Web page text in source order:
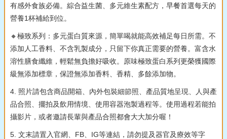
有感外食族必備。綜合益生菌、多元維生素配方，早餐首選每天的
營養1杯補給到位。
🔸極致系列：多元蛋白質來源，簡單喝就能高效補足每日所需。不
添加人工香料、不含乳製成分，只留下你真正需要的營養。富含水
溶性膳食纖維，輕鬆無負擔好吸收。原味極致蛋白系列更榮獲國際
級無添加標章，保證無添加香料、香精、多餘添加物。
4. 照片請包含商品開箱、內外包裝細節照、產品質地呈現、人與產
品合照、擺拍及飲用情境、使用容器泡製過程等。使用過程若能拍
攝影片，或者邀請長輩與產品合照都會大大加分喔！
5. 文末請置入官網、FB、IG等連結，請勿提及器官及療效等字